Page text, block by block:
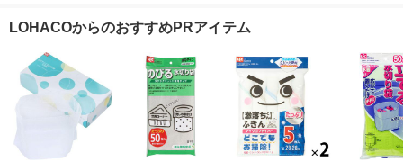
タオル 日本製紙クレ
LOHACOからのおすすめPRアイテム